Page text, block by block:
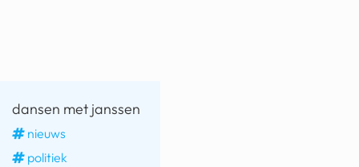
dansen met janssen
nieuws
politiek